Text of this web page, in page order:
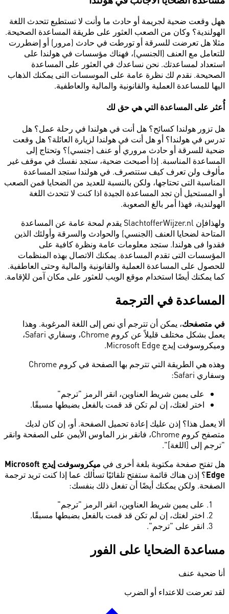
ههل وقعت ضحية لجريمة أو حادث ما وأنت لا تستطيع تتحدث اللغة
الهولندية؟ وكان من الصعب العثور على طريقة المساعدة الصحيحة.
مثلا هل تعرضت للسرقة أو تورطت في حادث (مرور) أو إضطررت
للتعامل مع العنف (الجنسي)، فهناك مؤسسات في هولندا على
استعداد لمساعدتك. نحن نساعدك في العثور على المساعدة
الصحيحة. نقدم لك نظرة عامة على الموسسات التى يمكنك الذهاب
اليها للمساعدة العملية والقانونية والمالية والعاطفية.
أُعثر على المساعدة التي هي حق لك
هل تزور هولندا كسائح؟ هل أنت في هولندا في رحلة عمل؟ هل
تدرس في هولندا؟ أو هل أنت في هولندا لزيارة العائلة؟ هل وقعت
ضحية للسرقة أو حادث مروري أو عنف (جنسي)؟ وتحتاج إلى
المساعدة المناسبة. إذا أصبحت ضحية، ستجد نفسك في موقف غير
مألوف ولن تعرف كيف ستتصرف. في هولندا ستجد المساعدة
المناسبة التى تحتاجها، ولكن بالنسبة للعديد من الضحايا فمن الصعب
أو المستحيل أن تجد المساعدة الجيدة اذا كنت لا تتحدث اللغة
الهولندية، فهذا أمر بالغ الصعوبة.
ولهذافإن SlachtofferWijzer.nl يقدم لمحة عامة عن المساعدة
المتاحة لضحايا العنف (الجنسي) والحوادث والسرقة وأولئك الذين
فقدوا فى هولندا. ستجد معلومات عامة ونظرة كافية على
المؤسسات التى تقدم المساعدة. يمكنك الاتصال بهذه المنظمات
للحصول على المساعدة العملية والقانونية والمالية وحتى العاطفية.
كما يمكنك أيضًا استخدام موقع الويب للعثور على مكان آمن للإقامة.
المساعدة في الترجمة
في متصفحك، يمكن أن تترجم أي نص إلى اللغة المرغوبة. وهذا
يعمل بشكل مختلف قليلاً عن كروم Chrome، وسفاري Safari،
وميكروسوفت إيدج Microsoft Edge.
وهذه هي الطريقة التي تترجم بها الصفحة في كروم Chrome
وسفاري Safari:
على يمين شريط العناوين، انقر الرمز "ترجم"
اختر لغتك، إن لم تكن قد قمت بالفعل بضبطها مسبقًا.
ألا يعمل هذا؟ إذن عليك إعادة تحميل الصفحة. أو، إن كان لديك
متصفح كروم Chrome، فانقر بزر الماوس الأيمن على الصفحة وانقر
"ترجم إلى [اللغة]".
هل تفتح صفحة مكتوبة بلغة أخرى في
ميكروسوفت إيدج Microsoft
Edge؟ إذن هناك قائمة ستفتح تلقائيًا تسألك عما إذا كنت تريد ترجمة
الصفحة. ولكن يمكنك أيضًا أن تفعل ذلك بنفسك:
على يمين شريط العناوين، انقر الرمز "ترجم"
اختر لغتك، إن لم تكن قد قمت بالفعل بضبطها مسبقًا.
انقر على "ترجم".
مساعدة الضحايا على الفور
أنا ضحية عنف
لقد تعرضت للاعتداء أو الضرب